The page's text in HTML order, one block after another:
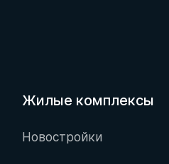
Жилые комплексы
Новостройки